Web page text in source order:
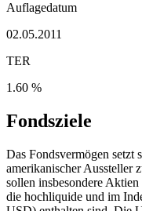
Auflagedatum
02.05.2011
TER
1.60 %
Fondsziele
Das Fondsvermögen setzt
amerikanischer Aussteller
sollen insbesondere
die hochliquide und im